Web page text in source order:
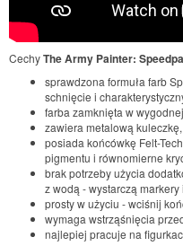
CechyThe Army Painter:
sprawdzona formuła farb
schnięcie i
farba zamknięta w
zawiera metalową
posiada końcówkę Felt-
pigmentu i równomierne
brak potrzeby użycia
z wodą - wystarczą markery
prosty w użyciu - wciśnij
wymaga wstrząśnięcia
najlepiej pracuje na